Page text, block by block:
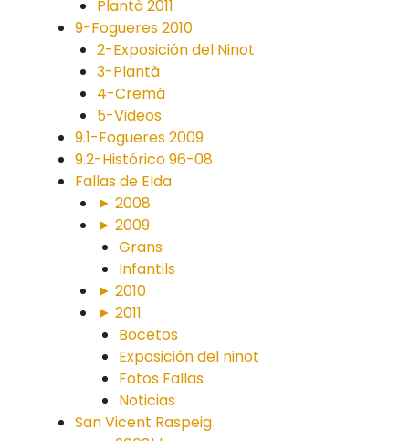
Plantà 2011
9-Fogueres 2010
2-Exposición del Ninot
3-Plantà
4-Cremà
5-Videos
9.1-Fogueres 2009
9.2-Histórico 96-08
Fallas de Elda
► 2008
► 2009
Grans
Infantils
► 2010
► 2011
Bocetos
Exposición del ninot
Fotos Fallas
Noticias
San Vicent Raspeig